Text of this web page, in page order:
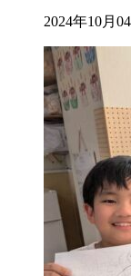
2024年10月